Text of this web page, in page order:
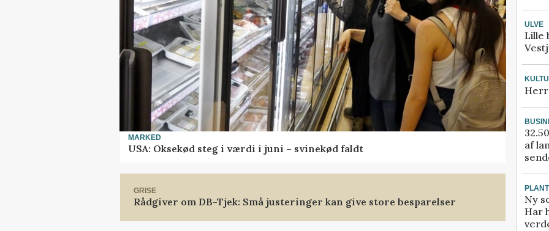
MARKED
USA: Oksekød steg i værdi i juni – svinekød faldt
GRISE
Rådgiver om DB-Tjek: Små justeringer kan give store besparelser
ULVE
Lille
af
Ny
Har